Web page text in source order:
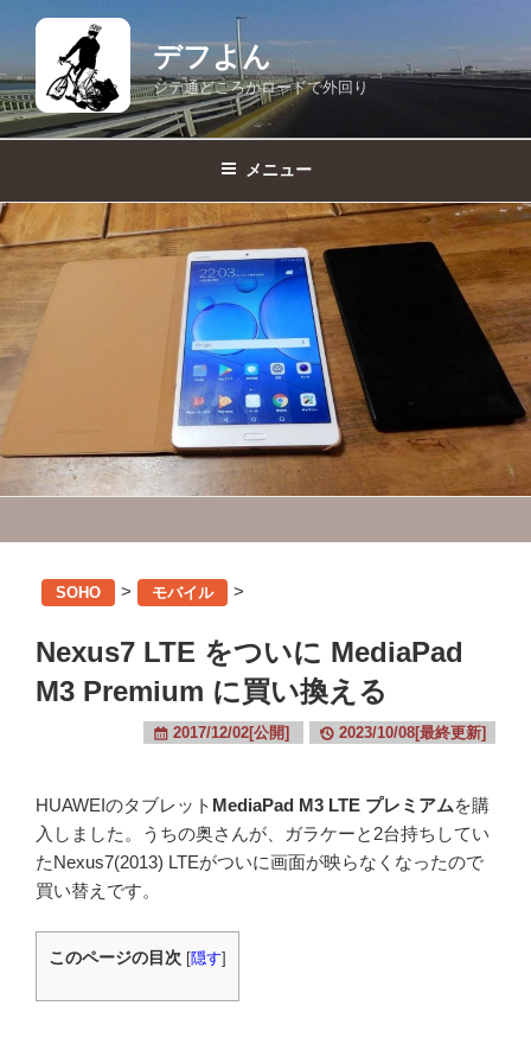
テ
ン
ツ
キ
ッ
プ
デフよん
ジテ通どころかロードで外回り
メニュー
SOHO > モバイル >
Nexus7 LTE をついに MediaPad
M3 Premium に買い換える
2017/12/02[公開] 2023/10/08[最終更新]
HUAWEIのタブレット MediaPad M3 LTE プレミアムを購
入しました。うちの奥さんが、ガラケーと2台持ちしてい
たNexus7(2013) LTEがついに画面が映らなくなったので
買い替えです。
このページの目次 [隠す]